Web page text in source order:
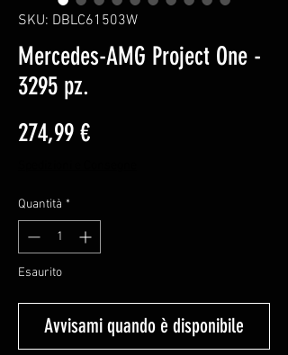
SKU: DBLC61503W
Mercedes-AMG Project One -
3295 pz.
274,99 €Prezzo
Quantità *
Esaurito
Avvisami quando è disponibile